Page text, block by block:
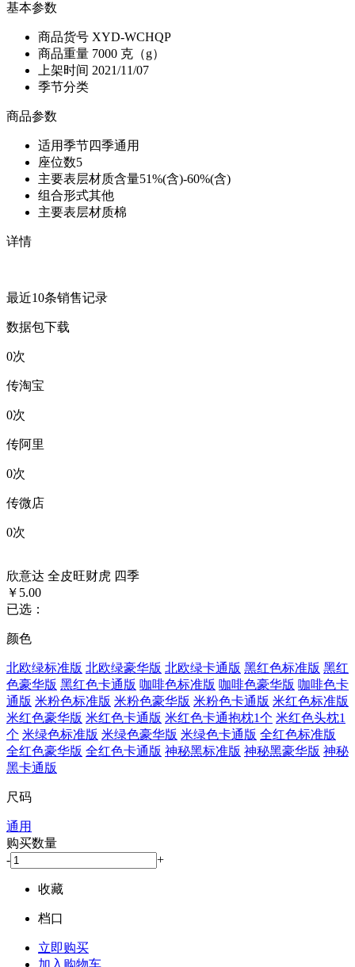
基本参数
商品货号 XYD-WCHQP
商品重量 7000 克（g）
上架时间 2021/11/07
季节分类
商品参数
适用季节四季通用
座位数5
主要表层材质含量51%(含)-60%(含)
组合形式其他
主要表层材质棉
详情
最近10条销售记录
数据包下载
0次
传淘宝
0次
传阿里
0次
传微店
0次
欣意达 全皮旺财虎 四季
￥5.00
已选：
颜色
北欧绿标准版 北欧绿豪华版 北欧绿卡通版 黑红色标准版 黑红
色豪华版 黑红色卡通版 咖啡色标准版 咖啡色豪华版 咖啡色卡
通版 米粉色标准版 米粉色豪华版 米粉色卡通版 米红色标准版
米红色豪华版 米红色卡通版 米红色卡通抱枕1个 米红色头枕1
个 米绿色标准版 米绿色豪华版 米绿色卡通版 全红色标准版
全红色豪华版 全红色卡通版 神秘黑标准版 神秘黑豪华版 神秘
黑卡通版
尺码
通用
购买数量
-
+
收藏
档口
立即购买